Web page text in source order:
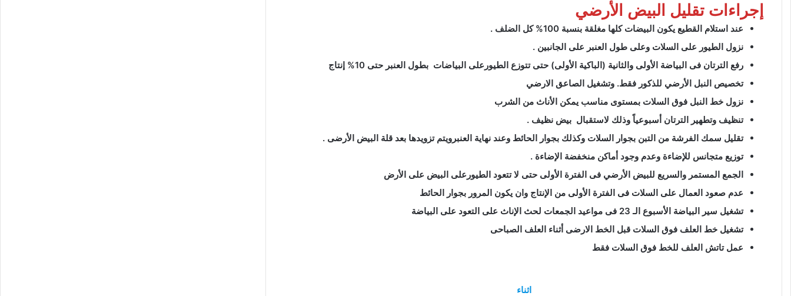
إجراءات تقليل البيض الأرضي
عند استلام القطيع يكون البيضات كلها مغلقة بنسبة 100% كل الضلف .
نزول الطيور على السلات وعلى طول العنبر على الجانبين .
رفع الترتان فى البياضة الأولى والثانية (الباكية الأولى) حتى تتوزع الطيورعلى البياضات بطول العنبر حتى 10% إنتاج
تخصيص النبل الأرضي للذكور فقط. وتشغيل الصاعق الارضي
نزول خط النبل فوق السلات بمستوى مناسب يمكن الأناث من الشرب
تنظيف وتطهير الترتان أسبوعياً وذلك لاستقبال بيض نظيف .
تقليل سمك الفرشة من التبن بجوار السلات وكذلك بجوار الحائط وعند نهاية العنبرويتم تزويدها بعد قلة البيض الأرضى .
توزيع متجانس للإضاءة وعدم وجود أماكن منخفضة الإضاءة .
الجمع المستمر والسريع للبيض الأرضي فى الفترة الأولى حتى لا تتعود الطيورعلى البيض على الأرض
عدم صعود العمال على السلات فى الفترة الأولى من الإنتاج وان يكون المرور بجوار الحائط
تشغيل سير البياضة الأسبوع الـ 23 فى مواعيد الجمعات لحث الإناث على التعود على البياضة
تشغيل خط العلف فوق السلات قبل الخط الارضى أثناء العلف الصباحى
عمل تاتش العلف للخط فوق السلات فقط
اثناء